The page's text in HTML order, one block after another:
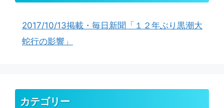
2017/10/13掲載・毎日新聞「１２年ぶり黒潮大
蛇行の影響」
カテゴリー